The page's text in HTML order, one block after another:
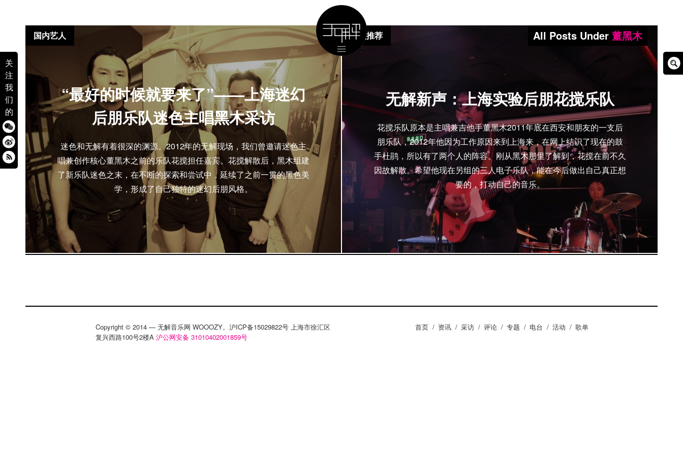
关
注
我
们
的
All Posts Under 董黑木
“最好的时候就要来了”——上海迷幻
后朋乐队迷色主唱黑木采访
迷色和无解有着很深的渊源。2012年的无解现场，我们曾邀请迷色主
唱兼创作核心董黑木之前的乐队花搅担任嘉宾。花搅解散后，黑木组建
了新乐队迷色之末，在不断的探索和尝试中，延续了之前一贯的黑色美
学，形成了自己独特的迷幻后朋风格。
国内艺人
无解新声：上海实验后朋花搅乐队
花搅乐队原本是主唱兼吉他手董黑木2011年底在西安和朋友的一支后
朋乐队，2012年他因为工作原因来到上海来，在网上结识了现在的鼓
手杜鹃，所以有了两个人的阵容。刚从黑木那里了解到，花搅在前不久
因故解散。希望他现在另组的三人电子乐队，能在今后做出自己真正想
要的，打动自己的音乐。
艺人推荐
Copyright © 2014 — 无解音乐网 WOOOZY。沪ICP备15029822号 上海市徐汇区
复兴西路100号2楼A 沪公网安备 31010402001859号
首页 / 资讯 / 采访 / 评论 / 专题 / 电台 / 活动 / 歌单